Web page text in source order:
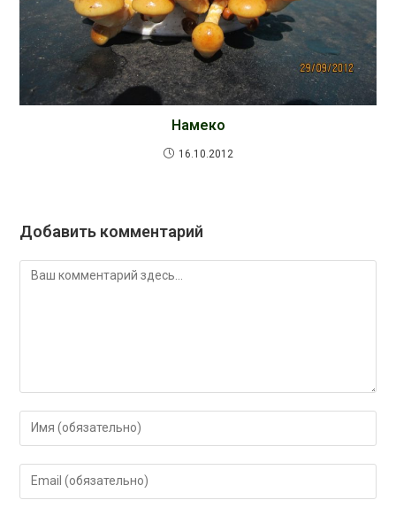
Намеко
16.10.2012
Добавить комментарий
Комментарий
Введите
свое
имя
или
Введите
свой